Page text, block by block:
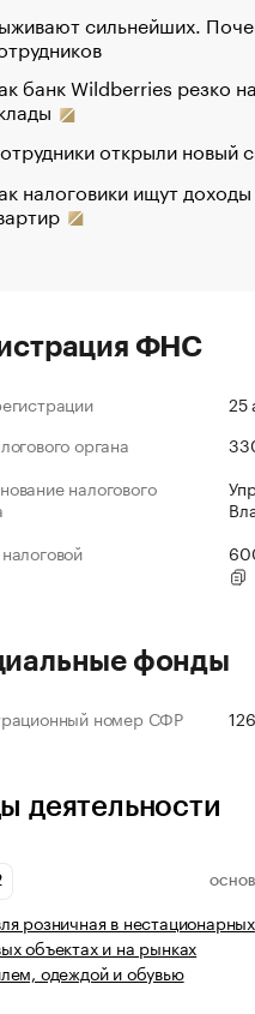
сильнейших.
банк Wildberries резко
открыли новый
налоговики ищут
ФНС
25
органа
налогового
фонды
номер СФР
деятельности
розничная в нестационарных
объектах и на рынках
одеждой и обувью